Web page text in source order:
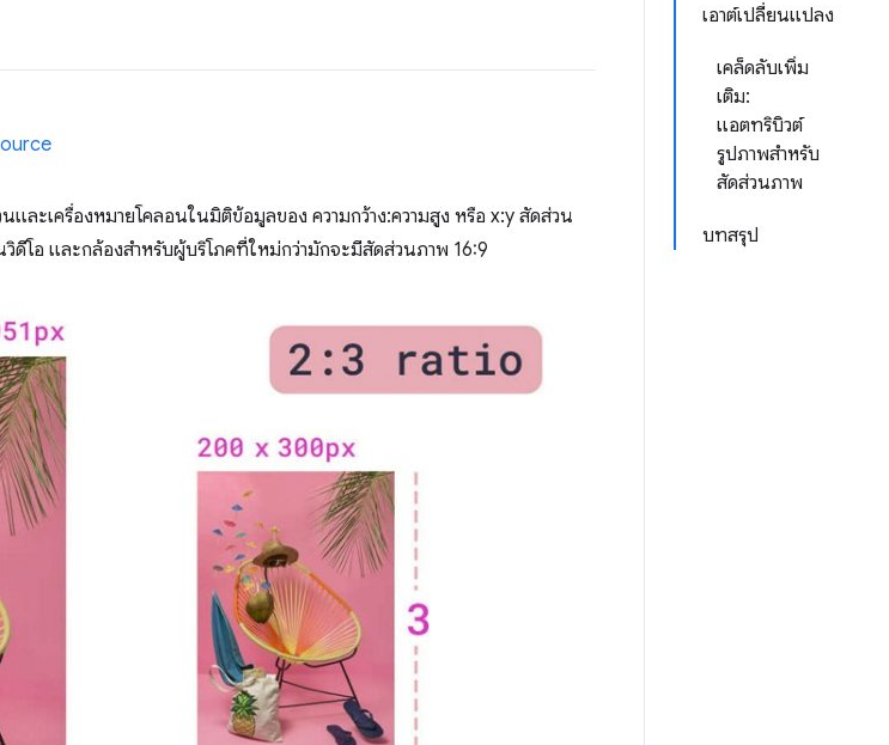
เอาต์เปลี่ยนแปลง
เคล็ดลับเพิ่ม
เติม:
แอตทริบิวต์
รูปภาพสำหรับ
สัดส่วนภาพ
บทสรุป
ละเครื่องหมายโคลอนในมิติข้อมูลของ ความกว้าง:ความสูง หรือ x:y สัดส่วน
โอ และกล้องสำหรับผู้บริโภคที่ใหม่กว่ามักจะมีสัดส่วนภาพ 16:9